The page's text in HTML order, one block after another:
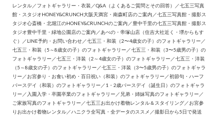
レンタル ／フォトギャラリー・衣装 ／Q&A（よくあるご質問とその回答） ／七五三写真
館・スタジオHONEY&CRUNCH大阪天満宮・南森町店のご案内 ／七五三写真館・撮影ス
タジオ心斎橋・北堀江のHONEY&CRUNCHのご案内 ／豊中千里の七五三写真館・撮影ス
タジオ豊中千里・緑地公園店のご案内 ／あべの・帝塚山店（住吉大社近く・堺からもす
ぐ）
／LINE予約・お問い合わせ ／七五三・和装（2〜4歳女の子）のフォトギャラリー ／
七五三・和装（5～8歳女の子）のフォトギャラリー ／七五三・和装（3〜5歳男の子）の
フォトギャラリー ／七五三・洋装（2～4歳女の子）のフォトギャラリー ／七五三・洋装
（5～8歳女の子）のフォトギャラリー ／七五三・洋装（3〜5歳男の子）のフォトギャラ
リー ／お宮参り・お食い初め・百日祝い（和装）のフォトギャラリー ／初節句・ハーフ
バースデイ（和装）のフォトギャラリー ／1・2歳バースデイ（誕生日）のフォトギャラ
リー ／ 入園入学・卒園卒業のフォトギャラリー ／ 兄弟・姉妹写真のフォトギャラリー ／
ご家族写真のフォトギャラリー ／七五三お出かけ着物レンタル＆スタイリング ／お宮参
りお出かけ着物レンタル ／ハニクラ全写真・全データのススメ ／撮影日から5日で発送